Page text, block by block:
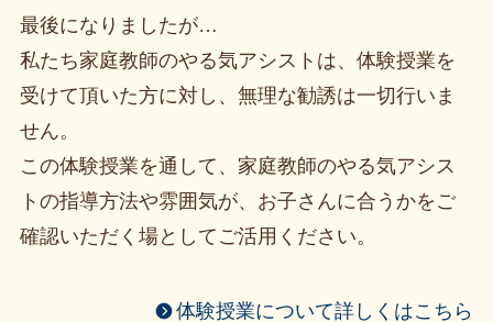
最後になりましたが…
私たち家庭教師のやる気アシストは、体験授業を
受けて頂いた方に対し、無理な勧誘は一切行いま
せん。
この体験授業を通して、家庭教師のやる気アシス
トの指導方法や雰囲気が、お子さんに合うかをご
確認いただく場としてご活用ください。
体験授業について詳しくはこちら